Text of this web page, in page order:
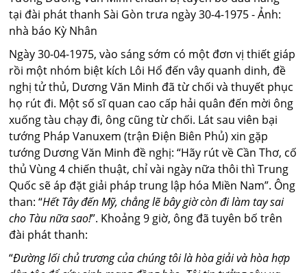
tại đài phát thanh Sài Gòn trưa ngày 30-4-1975 - Ảnh:
nhà báo Kỳ Nhân
Ngày 30-04-1975, vào sáng sớm có một đơn vị thiết giáp
rồi một nhóm biệt kích Lôi Hổ đến vây quanh dinh, đề
nghị tử thủ, Dương Văn Minh đã từ chối và thuyết phục
họ rút đi. Một số sĩ quan cao cấp hải quân đến mời ông
xuống tàu chạy đi, ông cũng từ chối. Lát sau viên bại
tướng Pháp Vanuxem (trận Điện Biên Phủ) xin gặp
tướng Dương Văn Minh đề nghị: “Hãy rút về Cần Thơ, cố
thủ Vùng 4 chiến thuật, chỉ vài ngày nữa thôi thì Trung
Quốc sẽ áp đặt giải pháp trung lập hóa Miền Nam”. Ông
than: “Hết Tây đến Mỹ, chẳng lẽ bây giờ còn đi làm tay sai
cho Tàu nữa sao!”. Khoảng 9 giờ, ông đã tuyên bố trên
đài phát thanh:
“Đường lối chủ trương của chúng tôi là hòa giải và hòa hợp